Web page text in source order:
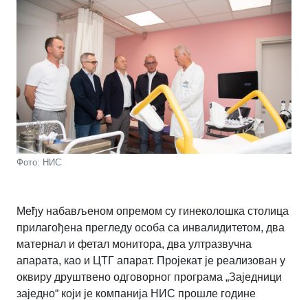
Фото: НИС
Међу набављеном опремом су гинеколошка столица
прилагођена прегледу особа са инвалидитетом, два
матернал и фетал монитора, два ултразвучна
апарата, као и ЦТГ апарат. Пројекат је реализован у
оквиру друштвено одговорног програма „Заједници
заједно“ који је компанија НИС прошле године